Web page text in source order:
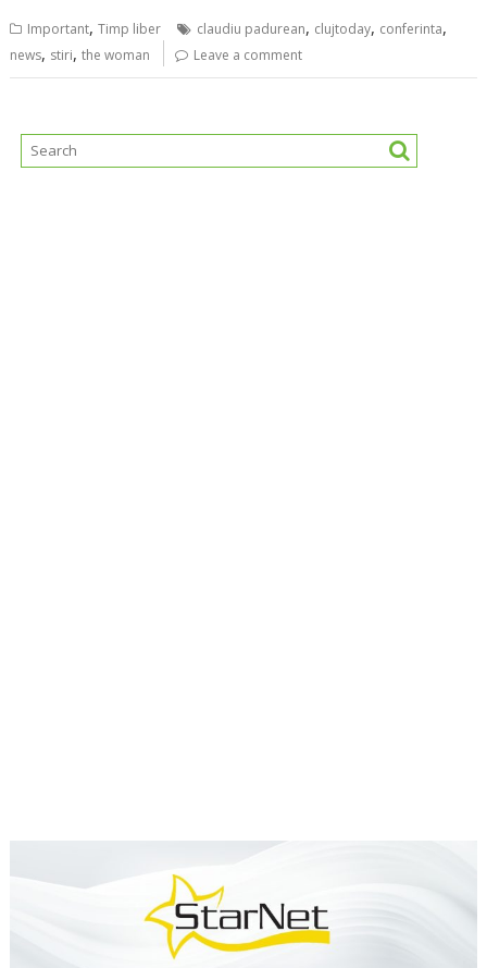
Important,Timp liber claudiu padurean, clujtoday, conferinta,
news, stiri,the woman Leave a comment